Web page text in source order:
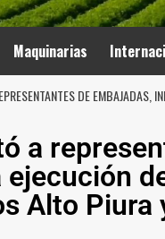
Maquinarias
DE EMBAJADAS,
a
Alto Piura